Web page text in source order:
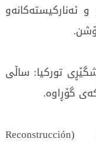
ئەنارکیستەکانەو
تورکیا: ساڵی
6- بونیادنانەوەی کۆمۆنیستی (Reconstrucción